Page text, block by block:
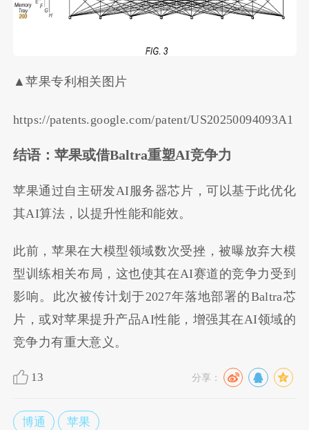
▲苹果专利相关图片
https://patents.google.com/patent/US20250094093A1
结语：苹果或借Baltra重塑AI竞争力
苹果通过自主研发AI服务器芯片，可以基于此优化
其AI算法，以提升性能和能效。
此前，苹果在大模型领域数次受挫，被曝放弃大模
型训练相关布局，这也使其在AI赛道的竞争力受到
影响。此次被传计划于2027年落地部署的Baltra芯
片，或对苹果提升产品AI性能，增强其在AI领域的
竞争力有重大意义。
13 分享：
博通 苹果